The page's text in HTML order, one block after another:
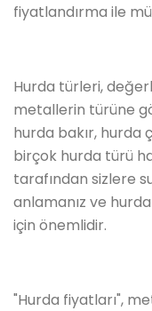
fiyatlandırma ile
Hurda türleri,
metallerin türüne
hurda bakır, hurda
birçok hurda türü
tarafından sizlere
anlamanız ve
için önemlidir.
"Hurda fiyatları",